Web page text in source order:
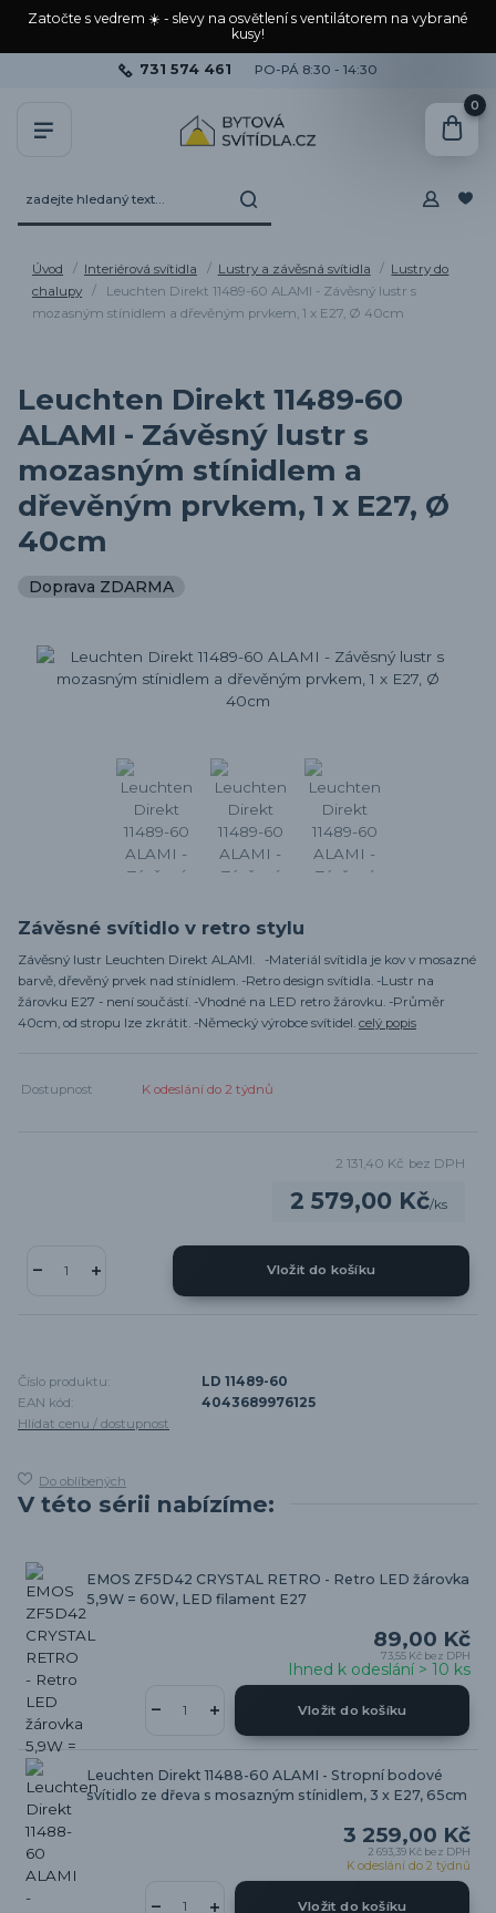
Zatočte s vedrem ☀️ - slevy na osvětlení s ventilátorem na vybrané
kusy!
731 574 461 PO-PÁ 8:30 - 14:30
0
Úvod Interiérová svítidla Lustry a závěsná svítidla
Lustry do
chalupy
Leuchten Direkt 11489-60 ALAMI - Závěsný lustr s
mozasným stínidlem a dřevěným prvkem, 1 x E27, Ø 40cm
Leuchten Direkt 11489-60
ALAMI - Závěsný lustr s
mozasným stínidlem a
dřevěným prvkem, 1 x E27, Ø
40cm
Doprava ZDARMA
Závěsné svítidlo v retro stylu
Závěsný lustr Leuchten Direkt ALAMI. -Materiál svítidla je kov v mosazné
barvě, dřevěný prvek nad stínidlem. -Retro design svítidla. -Lustr na
žárovku E27 - není součástí. -Vhodné na LED retro žárovku. -Průměr
40cm, od stropu lze zkrátit. -Německý výrobce svítidel. celý popis
Dostupnost K odeslání do 2 týdnů
2 579,00 Kč/ks
2 131,40 Kč bez DPH
Vložit do košíku
Číslo produktu:
LD 11489-60
EAN kód:
4043689976125
Hlídat cenu / dostupnost
Do oblíbených
V této sérii nabízíme:
EMOS ZF5D42 CRYSTAL RETRO - Retro LED žárovka
5,9W = 60W, LED filament E27
89,00 Kč
73,55 Kč bez DPH
Ihned k odeslání > 10 ks
Vložit do košíku
Leuchten Direkt 11488-60 ALAMI - Stropní bodové
svítidlo ze dřeva s mosazným stínidlem, 3 x E27, 65cm
3 259,00 Kč
2 693,39 Kč bez DPH
K odeslání do 2 týdnů
Vložit do košíku